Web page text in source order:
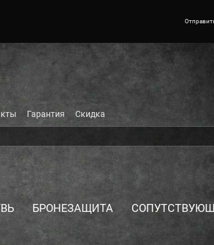
Гарантия Скидка
БРОНЕЗАЩИТА